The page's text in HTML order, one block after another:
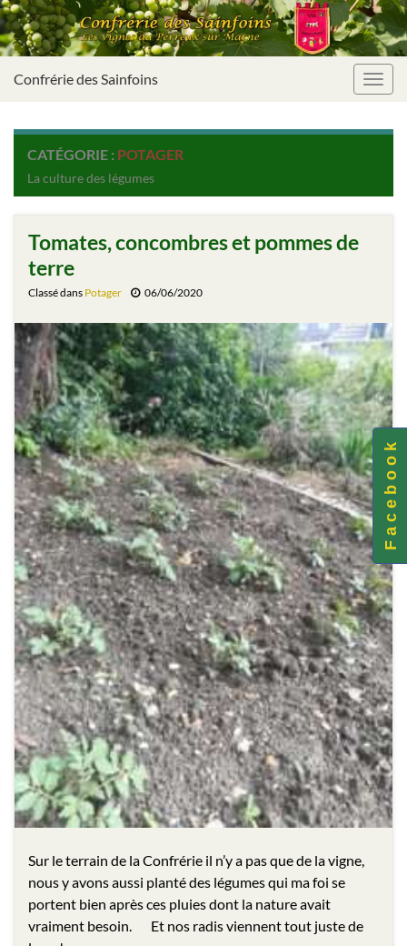
Confrérie des Sainfoins
CATÉGORIE : POTAGER
La culture des légumes
Tomates, concombres et pommes de
terre
Classé dans Potager 06/06/2020
Sur le terrain de la Confrérie il n’y a pas que de la vigne,
nous y avons aussi planté des légumes qui ma foi se
portent bien après ces pluies dont la nature avait
vraiment besoin. Et nos radis viennent tout juste de
F a c e b o o k